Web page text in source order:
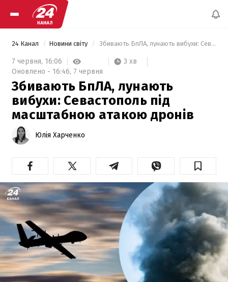
24 Канал Новини світу Збивають БпЛА, лунають вибухи: Севастополь під масштабною атакою дронів
7 червня, 16:06
3 хв
Оновлено - 16:46, 7 червня
Збивають БпЛА, лунають
вибухи: Севастополь під
масштабною атакою дронів
Юлія Харченко